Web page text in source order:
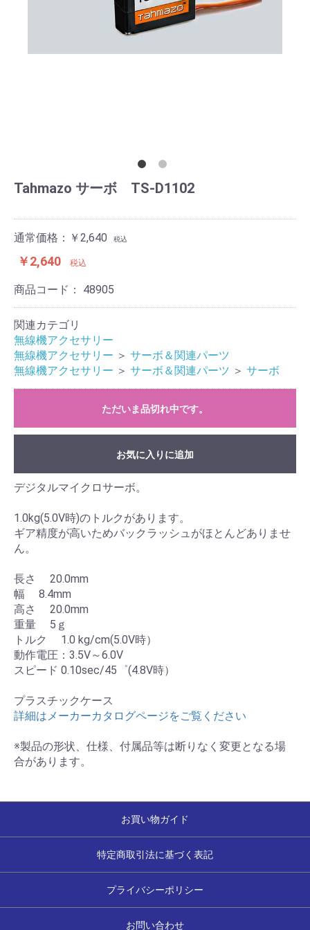
Tahmazo サーボ TS-D1102
通常価格：￥2,640 税込
￥2,640 税込
商品コード： 48905
関連カテゴリ
無線機アクセサリー
無線機アクセサリー ＞ サーボ＆関連パーツ
無線機アクセサリー ＞ サーボ＆関連パーツ ＞ サーボ
ただいま品切れ中です。
お気に入りに追加
デジタルマイクロサーボ。
1.0kg(5.0V時)のトルクがあります。
ギア精度が高いためバックラッシュがほとんどありませ
ん。
長さ 20.0mm
幅 8.4mm
高さ 20.0mm
重量 5ｇ
トルク 1.0 kg/cm(5.0V時）
動作電圧：3.5V～6.0V
スピード 0.10sec/45゜(4.8V時）
プラスチックケース
詳細はメーカーカタログページをご覧ください
※製品の形状、仕様、付属品等は断りなく変更となる場
合があります。
お買い物ガイド
特定商取引法に基づく表記
プライバシーポリシー
お問い合わせ